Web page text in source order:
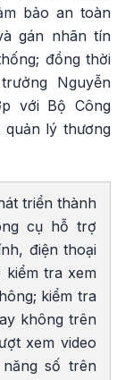
bảo an toàn
gán nhãn tín
đồng thời
Nguyễn
với Bộ Công
lý thương
triển thành
cụ hỗ trợ
điện thoại
kiểm tra xem
kiểm tra
không trên
xem video
số trên